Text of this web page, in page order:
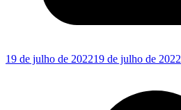
19 de julho de 202219 de julho de 2022